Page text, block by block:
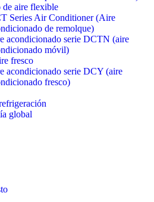
de aire flexible
Series Air Conditioner (Aire
de remolque)
acondicionado serie DCTN (aire
móvil)
fresco
acondicionado serie DCY (aire
fresco)
global